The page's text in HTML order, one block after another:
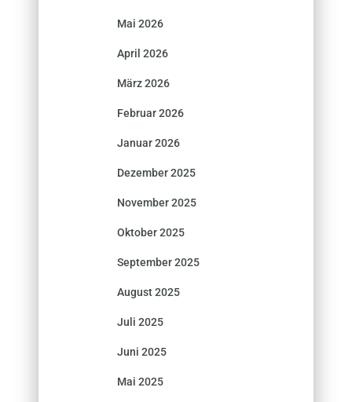
Mai 2026
April 2026
März 2026
Februar 2026
Januar 2026
Dezember 2025
November 2025
Oktober 2025
September 2025
August 2025
Juli 2025
Juni 2025
Mai 2025